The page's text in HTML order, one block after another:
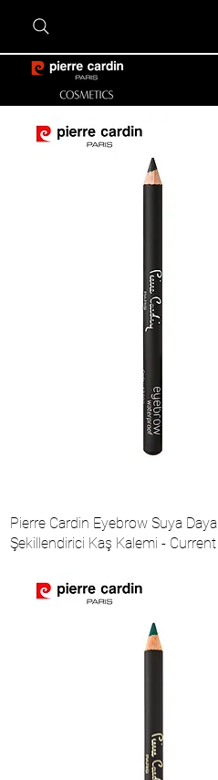
Pierre Cardin Eyebrow Suya
Şekillendirici Kaş Kalemi -